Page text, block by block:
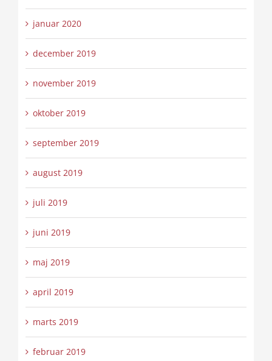
januar 2020
december 2019
november 2019
oktober 2019
september 2019
august 2019
juli 2019
juni 2019
maj 2019
april 2019
marts 2019
februar 2019